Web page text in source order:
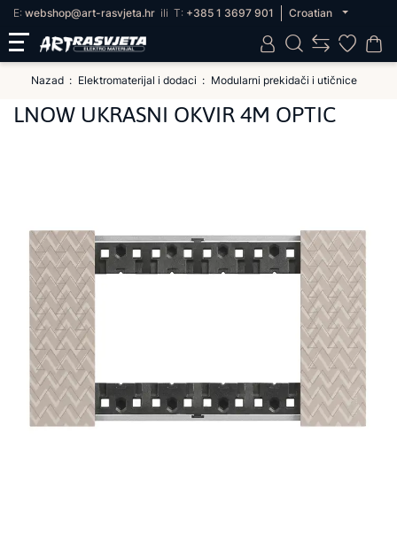
E: webshop@art-rasvjeta.hr ili T: +385 1 3697 901 Croatian
Nazad Elektromaterijal i dodaci Modularni prekidači i utičnice
LNOW UKRASNI OKVIR 4M OPTIC